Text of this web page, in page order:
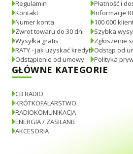
Regulamin
Kontakt
Numer konta
Zwrot towaru do 30 dni
Wysyłka gratis
RATY - jak uzyskać kredyt
Odstąpienie od umowy
Płatność i
Informacje
100.000
Szybka
Zgłoszenie
Odstąp od
Polityka
GŁÓWNE KATEGORIE
CB RADIO
KRÓTKOFALARSTWO
RADIOKOMUNIKACJA
ENERGIA / ZASILANIE
AKCESORIA